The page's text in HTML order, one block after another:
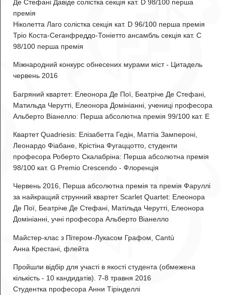
Де Стефані Давіде солістка секція кат. D 98/100 перша
премія
Ніколетта Лаго солістка секція кат. D 96/100 перша премія
Тріо Коста-Сеганфреддо-Тоніетто ансамбль секція кат. C
98/100 перша премія
Міжнародний конкурс обнесених мурами міст - Цитадель
червень 2016
Багряний квартет: Елеонора Де Пої, Беатріче Де Стефані,
Матильда Черутті, Елеонора Домініанні, учениці професора
Альберто Віанелло: Перша абсолютна премія 99/100 кат. E
Квартет Quadriesis: Елізабетта Гедін, Маттіа Зампероні,
Леонардо Фіабане, Крістіна Фугаццотто , студенти
професора Роберто Скалабріна: Перша абсолютна премія
98/100 кат. G Premio Crescendo - Флоренція
Червень 2016, Перша абсолютна премія та премія Фаруллі
за найкращий струнний квартетScarlet Quartet: Елеонора
Де Пої, Беатріче Де Стефані, Матільда Черутті, Елеонора
Домініанні, учні професора Альберто Віанелло
Майстер-клас з Пітером-Лукасом Графом, Cantù
Анна Крестані , флейта
Пройшли відбір для участі в якості студента (обмежена
кількість - 10 кандидатів). 7-8 травня 2016
Студентка професора Анни Тірінделлі